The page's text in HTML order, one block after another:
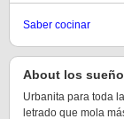
Saber cocinar
About los
Urbanita para toda
letrado que mola